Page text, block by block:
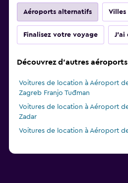
Aéroports alternatifs Villes
Finalisez votre voyage J'ai
Découvrez d'autres
Voitures de location à Aéroport
Zagreb Franjo Tuđman
Voitures de location à Aéroport
Zadar
Voitures de location à Aéroport